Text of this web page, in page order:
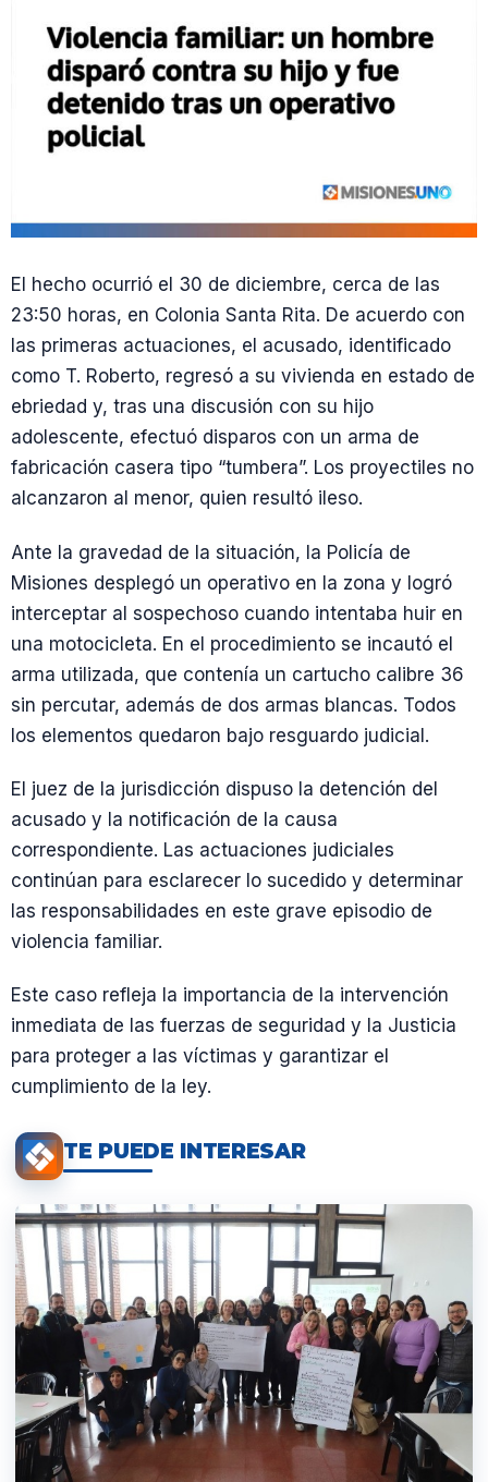
El hecho ocurrió el 30 de diciembre, cerca de las
23:50 horas, en Colonia Santa Rita. De acuerdo con
las primeras actuaciones, el acusado, identificado
como T. Roberto, regresó a su vivienda en estado de
ebriedad y, tras una discusión con su hijo
adolescente, efectuó disparos con un arma de
fabricación casera tipo “tumbera”. Los proyectiles no
alcanzaron al menor, quien resultó ileso.
Ante la gravedad de la situación, la Policía de
Misiones desplegó un operativo en la zona y logró
interceptar al sospechoso cuando intentaba huir en
una motocicleta. En el procedimiento se incautó el
arma utilizada, que contenía un cartucho calibre 36
sin percutar, además de dos armas blancas. Todos
los elementos quedaron bajo resguardo judicial.
El juez de la jurisdicción dispuso la detención del
acusado y la notificación de la causa
correspondiente. Las actuaciones judiciales
continúan para esclarecer lo sucedido y determinar
las responsabilidades en este grave episodio de
violencia familiar.
Este caso refleja la importancia de la intervención
inmediata de las fuerzas de seguridad y la Justicia
para proteger a las víctimas y garantizar el
cumplimiento de la ley.
TE PUEDE INTERESAR